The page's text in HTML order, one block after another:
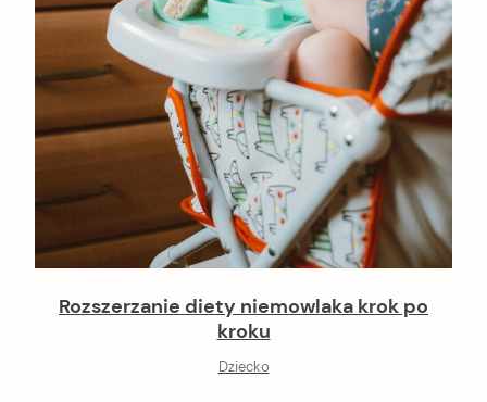
Rozszerzanie diety niemowlaka krok po
kroku
Dziecko